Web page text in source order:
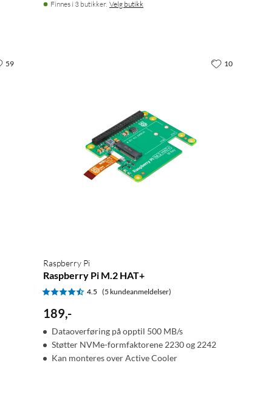
Finnes i 3 butikker. Velg butikk
59
Raspberry Pi
Raspberry Pi M.2 HAT+
4.5 (5 kundeanmeldelser)
189,-
Dataoverføring på opptil 500 MB/s
Støtter NVMe-formfaktorene 2230 og 2242
Kan monteres over Active Cooler
10